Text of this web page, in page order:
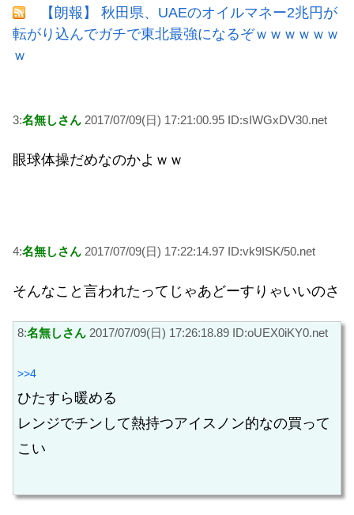
【朗報】 秋田県、UAEのオイルマネー2兆円が
転がり込んでガチで東北最強になるぞｗｗｗｗｗｗ
ｗ
3:名無しさん 2017/07/09(日) 17:21:00.95 ID:sIWGxDV30.net
眼球体操だめなのかよｗｗ
4:名無しさん 2017/07/09(日) 17:22:14.97 ID:vk9ISK/50.net
そんなこと言われたってじゃあどーすりゃいいのさ
8:名無しさん 2017/07/09(日) 17:26:18.89 ID:oUEX0iKY0.net
>>4
ひたすら暖める
レンジでチンして熱持つアイスノン的なの買って
こい